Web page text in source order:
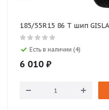
185/55R15 86 T шип
Есть в наличии (4)
6 010 ₽